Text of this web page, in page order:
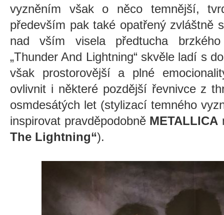
vyzněním však o něco temnější,
především pak také opatřený zvláštně
nad vším visela předtucha
„Thunder And Lightning“ skvěle ladí s
však prostorovější a plné
ovlivnit i některé pozdější řevnivce z
osmdesátých let (stylizací temného
inspirovat pravděpodobně METALLICA
The Lightning“).